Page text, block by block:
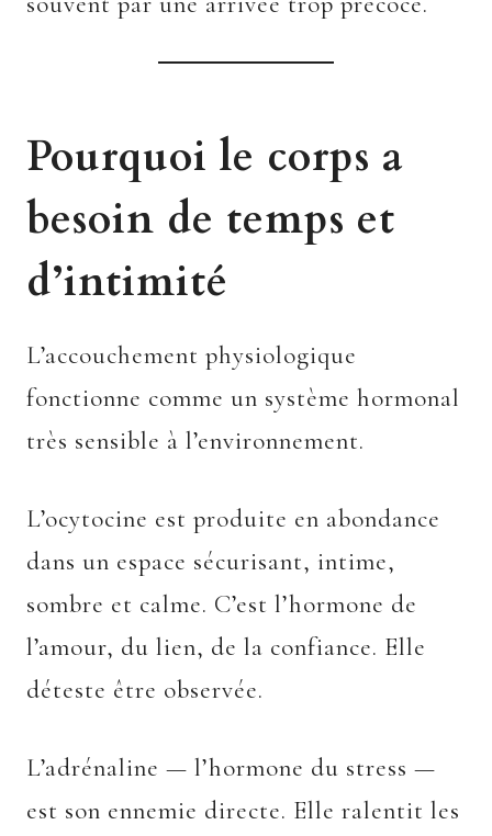
Pourquoi le corps a
besoin de temps et
d’intimité
L’accouchement physiologique
fonctionne comme un système hormonal
très sensible à l’environnement.
L’ocytocine est produite en abondance
dans un espace sécurisant, intime,
sombre et calme. C’est l’hormone de
l’amour, du lien, de la confiance. Elle
déteste être observée.
L’adrénaline — l’hormone du stress —
est son ennemie directe. Elle ralentit les